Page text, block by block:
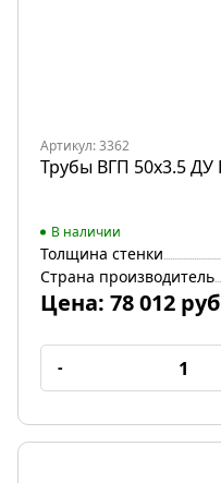
Артикул: 3362
Трубы ВГП 50х3.5 ДУ
В наличии
Толщина стенки
Страна производитель
Цена: 78 012
-